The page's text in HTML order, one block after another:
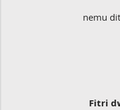
nemu
Fitri dwi